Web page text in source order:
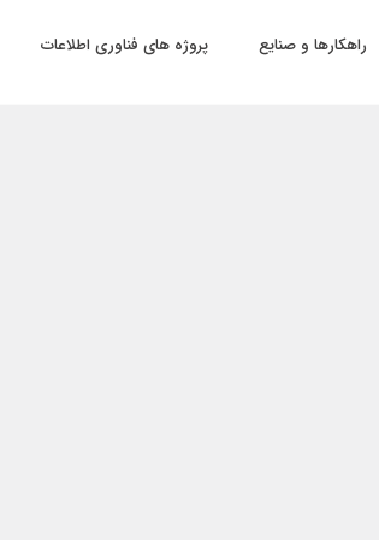
راهکارها و صنایع پروژه های فناوری اطلاعات